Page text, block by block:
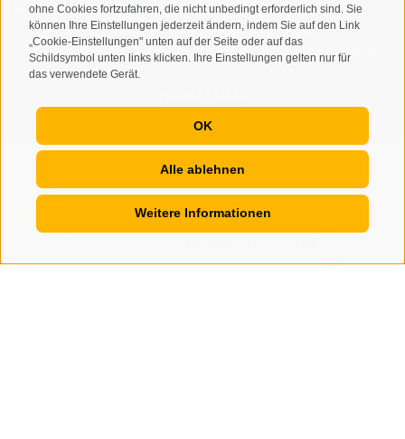
ohne Cookies fortzufahren, die nicht unbedingt erforderlich sind. Sie
können Ihre Einstellungen jederzeit ändern, indem Sie auf den Link
„Cookie-Einstellungen" unten auf der Seite oder auf das
Schildsymbol unten links klicken. Ihre Einstellungen gelten nur für
das verwendete Gerät.
OK
Alle ablehnen
Weitere Informationen
Ich habe dieDatenschutzbestimmungengelesen und
verstanden und stimme der Verarbeitung meiner
personenbezogenen Daten durch den Verantwortlichen zu
Impressum • Cookie-Richtlinie